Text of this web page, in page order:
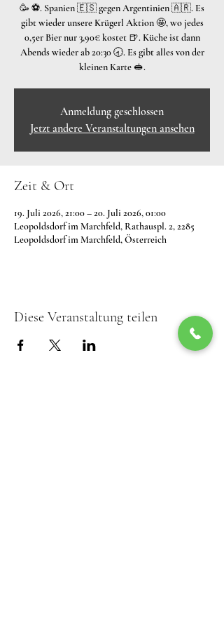
🥳 ⚽️. Spanien 🇪🇸 gegen Argentinien 🇦🇷. Es
gibt wieder unsere Krügerl Aktion 🤩, wo jedes
0,5er Bier nur 3,90€ kostet 🍺. Küche ist dann
Abends wieder ab 20:30 🕣. Es gibt alles von der
kleinen Karte 🥪.
Anmeldung geschlossen
Jetzt andere Veranstaltungen ansehen
Zeit & Ort
19. Juli 2026, 21:00 – 20. Juli 2026, 01:00
Leopoldsdorf im Marchfeld, Rathauspl. 2, 2285
Leopoldsdorf im Marchfeld, Österreich
Diese Veranstaltung teilen